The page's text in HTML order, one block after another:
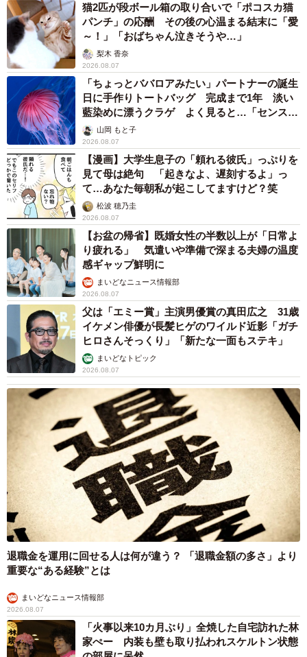
猫2匹が段ボール箱の取り合いで「ポコスカ猫
パンチ」の応酬 その後の心温まる結末に「愛
～！」「おばちゃん泣きそうや…」
梨木 香奈
2026.08.07
「ちょっとババロアみたい」パートナーの誕生
日に手作りトートバッグ 完成まで1年 淡い
藍染めに漂うクラゲ よく見ると…「センスす
ごい」山岡 もと子
2026.08.07
【漫画】大学生息子の「頼れる彼氏」っぷりを
見て母は絶句 「起きなよ、遅刻するよ」っ
て…あなた毎朝私が起こしてますけど？笑
松波 穂乃圭
2026.08.07
【お盆の帰省】既婚女性の半数以上が「日常よ
り疲れる」 気遣いや準備で深まる夫婦の温度
感ギャップ鮮明に
まいどなニュース情報部
2026.08.07
父は「エミー賞」主演男優賞の真田広之 31歳
イケメン俳優が長髪ヒゲのワイルド近影「ガチ
ヒロさんそっくり」「新たな一面もステキ」
まいどなトピック
2026.08.07
退職金を運用に回せる人は何が違う？ 「退職金額の多さ」より
重要な“ある経験”とは
まいどなニュース情報部
2026.08.07
「火事以来10カ月ぶり」全焼した自宅訪れた林
家ぺー 内装も壁も取り払われスケルトン状態